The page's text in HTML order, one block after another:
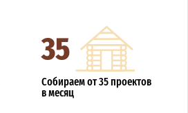
35
Собираем от 35 проектов
в месяц